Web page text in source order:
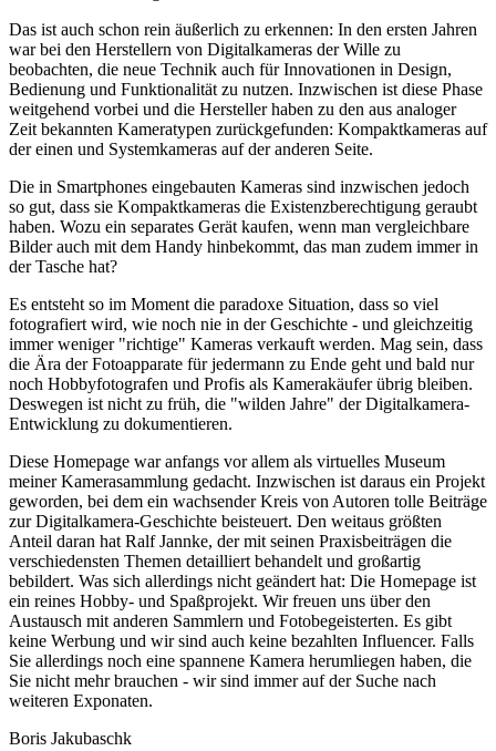
Das ist auch schon rein äußerlich zu erkennen: In den ersten Jahren
war bei den Herstellern von Digitalkameras der Wille zu
beobachten, die neue Technik auch für Innovationen in Design,
Bedienung und Funktionalität zu nutzen. Inzwischen ist diese Phase
weitgehend vorbei und die Hersteller haben zu den aus analoger
Zeit bekannten Kameratypen zurückgefunden: Kompaktkameras auf
der einen und Systemkameras auf der anderen Seite.
Die in Smartphones eingebauten Kameras sind inzwischen jedoch
so gut, dass sie Kompaktkameras die Existenzberechtigung geraubt
haben. Wozu ein separates Gerät kaufen, wenn man vergleichbare
Bilder auch mit dem Handy hinbekommt, das man zudem immer in
der Tasche hat?
Es entsteht so im Moment die paradoxe Situation, dass so viel
fotografiert wird, wie noch nie in der Geschichte - und gleichzeitig
immer weniger "richtige" Kameras verkauft werden. Mag sein, dass
die Ära der Fotoapparate für jedermann zu Ende geht und bald nur
noch Hobbyfotografen und Profis als Kamerakäufer übrig bleiben.
Deswegen ist nicht zu früh, die "wilden Jahre" der Digitalkamera-
Entwicklung zu dokumentieren.
Diese Homepage war anfangs vor allem als virtuelles Museum
meiner Kamerasammlung gedacht. Inzwischen ist daraus ein Projekt
geworden, bei dem ein wachsender Kreis von Autoren tolle Beiträge
zur Digitalkamera-Geschichte beisteuert. Den weitaus größten
Anteil daran hat Ralf Jannke, der mit seinen Praxisbeiträgen die
verschiedensten Themen detailliert behandelt und großartig
bebildert. Was sich allerdings nicht geändert hat: Die Homepage ist
ein reines Hobby- und Spaßprojekt. Wir freuen uns über den
Austausch mit anderen Sammlern und Fotobegeisterten. Es gibt
keine Werbung und wir sind auch keine bezahlten Influencer. Falls
Sie allerdings noch eine spannene Kamera herumliegen haben, die
Sie nicht mehr brauchen - wir sind immer auf der Suche nach
weiteren Exponaten.
Boris Jakubaschk